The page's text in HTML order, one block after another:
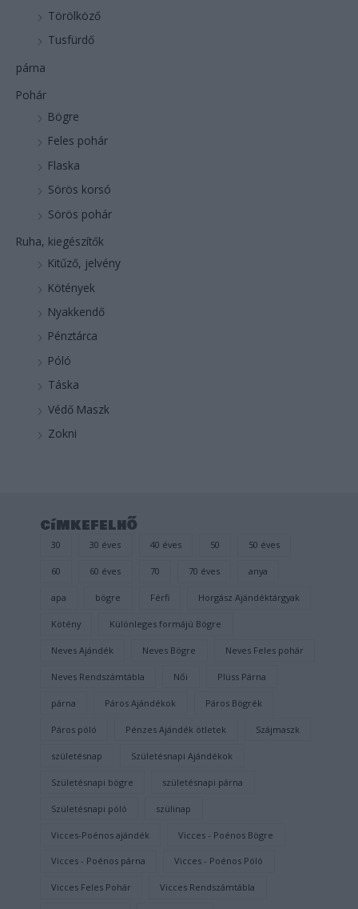
Törölköző
Tusfürdő
párna
Pohár
Bögre
Feles pohár
Flaska
Sörös korsó
Sörös pohár
Ruha, kiegészítők
Kitűző, jelvény
Kötények
Nyakkendő
Pénztárca
Póló
Táska
Védő Maszk
Zokni
címkefelhő
30 30 éves 40 éves 50 50 éves
60 60 éves 70 70 éves anya
apa bögre Férfi Horgász Ajándéktárgyak
Kötény Különleges formájú Bögre
Neves Ajándék Neves Bögre Neves Feles pohár
Neves Rendszámtábla Női Plüss Párna
párna Páros Ajándékok Páros Bögrék
Páros póló Pénzes Ajándék ötletek Szájmaszk
születésnap Születésnapi Ajándékok
Születésnapi bögre születésnapi párna
Születésnapi póló szülinap
Vicces-Poénos ajándék Vicces - Poénos Bögre
Vicces - Poénos párna Vicces - Poénos Póló
Vicces Feles Pohár Vicces Rendszámtábla